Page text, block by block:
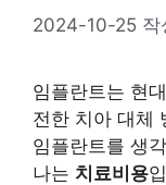
2024-10-25 작
임플란트는 현
전한 치아 대체
임플란트를 생
나는 치료비용